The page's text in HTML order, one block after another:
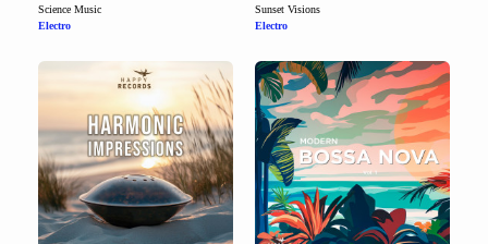
Science Music
Electro
Sunset Visions
Electro